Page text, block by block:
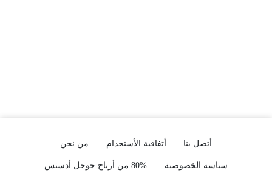
أتصل بنا أتفاقية الأستحدام من نحن
سياسة الخصوصية 80% من أرباح جوجل أدسنس